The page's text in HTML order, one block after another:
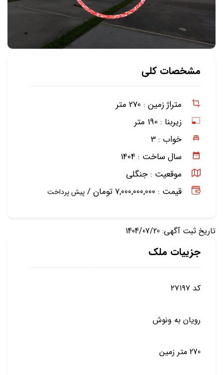
مشخصات کلی
متراژ زمین : 270 متر
زیربنا : 190 متر
خواب : 3
سال ساخت : 1404
موقعیت : جنگلی
قیمت : 7,000,000,000 تومان /
پیش پرداخت
تاریخ ثبت آگهی: 1404/07/20
جزییات ملک
کد ۲۷۱۹۷
رویان به ونوش
270 متر زمین